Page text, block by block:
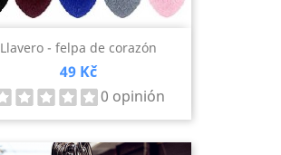
Llavero - felpa de corazón
Precio
49 Kč
0 opinión